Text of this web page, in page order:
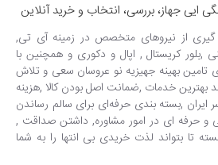
ایی جهاز، بررسی، انتخاب و خرید آنلاین
گیری از نیروهای متخصص در زمینه آی تی,
,بلور کریستال , اپال و دکوری و همچنین با
برای تامین بهینه جهیزیه نو عروسان سعی و تلاش
بهترین خدمات ,ضمانت اصل بودن کالا ,هزینه
,بسته بندی حرفه‌ای برای سالم رساندن
و حرفه ای در امور مشاوره, داشتن صداقت ,
تا بتواند لذت خریدی بی انتها را به شما